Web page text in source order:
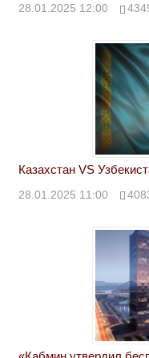
28.01.2025 12:00
Казахстан VS
28.01.2025 11:00